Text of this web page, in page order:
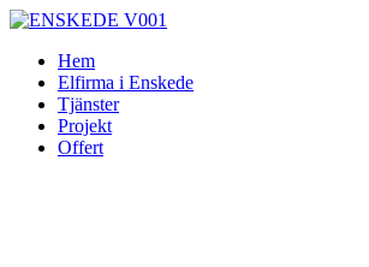
Skip
contentHem
Elfirma i Enskede
Tjänster
Projekt
Offert